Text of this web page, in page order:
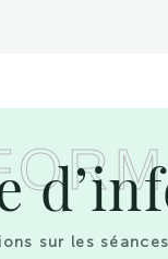
sur les